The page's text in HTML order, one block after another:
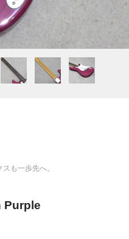
も一歩先へ。
Purple